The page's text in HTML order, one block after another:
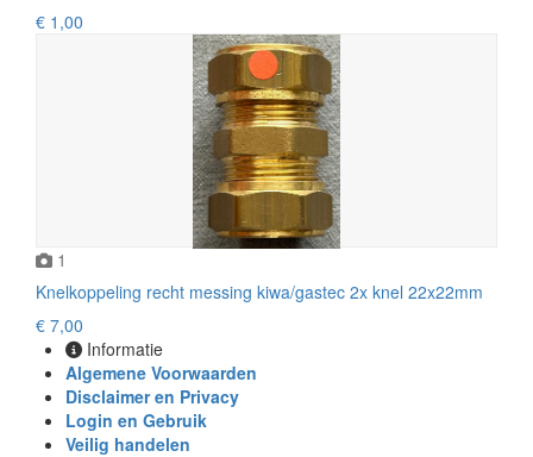
€ 1,00
1
Knelkoppeling recht messing kiwa/gastec 2x knel 22x22mm
€ 7,00
Informatie
Algemene Voorwaarden
Disclaimer en Privacy
Login en Gebruik
Veilig handelen